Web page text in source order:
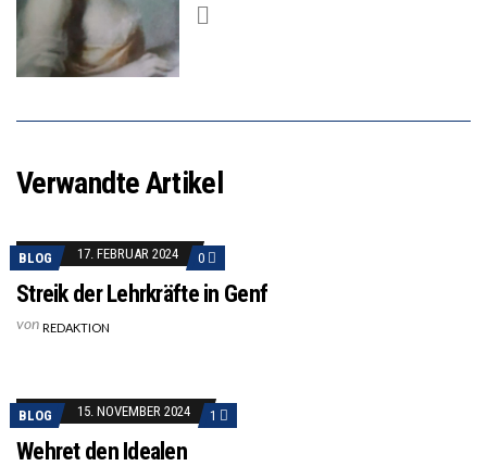
Verwandte Artikel
BLOG 17. FEBRUAR 2024 0
Streik der Lehrkräfte in Genf
von REDAKTION
BLOG 15. NOVEMBER 2024 1
Wehret den Idealen